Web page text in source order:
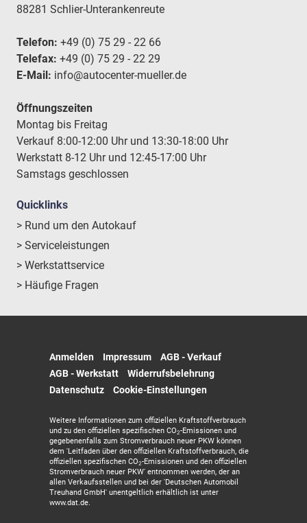
88281 Schlier-Unterankenreute
Telefon: +49 (0) 75 29 - 22 66
Telefax: +49 (0) 75 29 - 22 29
E-Mail: info@autocenter-mueller.de
Öffnungszeiten
Montag bis Freitag
Verkauf 8:00-12:00 Uhr und 13:30-18:00 Uhr
Werkstatt 8-12 Uhr und 12:45-17:00 Uhr
Samstags geschlossen
Quicklinks
> Rund um den Autokauf
> Serviceleistungen
> Werkstattservice
> Häufige Fragen
Anmelden Impressum
AGB - Verkauf
AGB - Werkstatt
Widerrufsbelehrung
Datenschutz
Cookie-Einstellungen
Weitere Informationen zum offiziellen Kraftstoffverbrauch
und zu den offiziellen spezifischen CO2-Emissionen und
gegebenenfalls zum Stromverbrauch neuer PKW können
dem 'Leitfaden über den offiziellen Kraftstoffverbrauch, die
offiziellen spezifischen CO2-Emissionen und den offiziellen
Stromverbrauch neuer PKW' entnommen werden, der an
allen Verkaufsstellen und bei der 'Deutschen Automobil
Treuhand GmbH' unentgeltlich erhältlich ist unter
www.dat.de.